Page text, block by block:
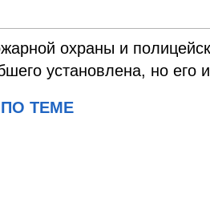
охраны и
установлена, но его
ТЕМЕ